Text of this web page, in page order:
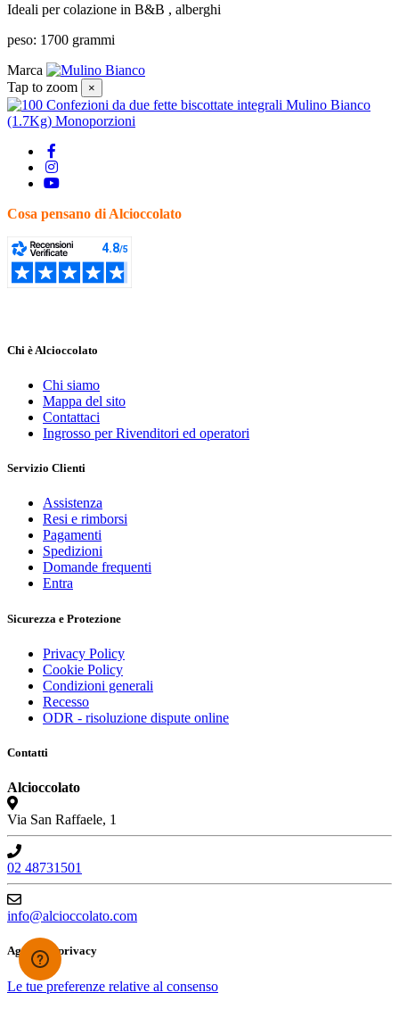
Ideali per colazione in B&B , alberghi
peso: 1700 grammi
Marca
Tap to zoom
×
Cosa pensano di Alcioccolato
Chi è Alcioccolato
Chi siamo
Mappa del sito
Contattaci
Ingrosso per Rivenditori ed operatori
Servizio Clienti
Assistenza
Resi e rimborsi
Pagamenti
Spedizioni
Domande frequenti
Entra
Sicurezza e Protezione
Privacy Policy
Cookie Policy
Condizioni generali
Recesso
ODR - risoluzione dispute online
Contatti
Alcioccolato
Via San Raffaele, 1
02 48731501
info@alcioccolato.com
Aggiorna privacy
Le tue preferenze relative al consenso